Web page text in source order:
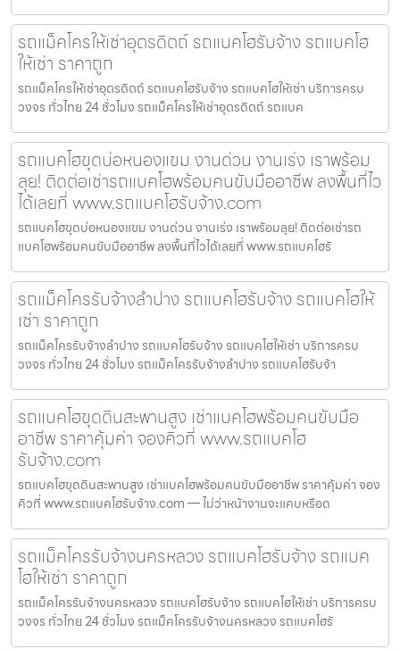
รถแม็คโครให้เช่าอุตรดิตถ์ รถแบคโฮรับจ้าง รถแบคโฮ
ให้เช่า ราคาถูก
รถแม็คโครให้เช่าอุตรดิตถ์ รถแบคโฮรับจ้าง รถแบคโฮให้เช่า บริการครบ
วงจร ทั่วไทย 24 ชั่วโมง รถแม็คโครให้เช่าอุตรดิตถ์ รถแบค
รถแบคโฮขุดบ่อหนองแขม งานด่วน งานเร่ง เราพร้อม
ลุย! ติดต่อเช่ารถแบคโฮพร้อมคนขับมืออาชีพ ลงพื้นที่ไว
ได้เลยที่ www.รถแบคโฮรับจ้าง.com
รถแบคโฮขุดบ่อหนองแขม งานด่วน งานเร่ง เราพร้อมลุย! ติดต่อเช่ารถ
แบคโฮพร้อมคนขับมืออาชีพ ลงพื้นที่ไวได้เลยที่ www.รถแบคโฮรั
รถแม็คโครรับจ้างลำปาง รถแบคโฮรับจ้าง รถแบคโฮให้
เช่า ราคาถูก
รถแม็คโครรับจ้างลำปาง รถแบคโฮรับจ้าง รถแบคโฮให้เช่า บริการครบ
วงจร ทั่วไทย 24 ชั่วโมง รถแม็คโครรับจ้างลำปาง รถแบคโฮรับจ้า
รถแบคโฮขุดดินสะพานสูง เช่าแบคโฮพร้อมคนขับมือ
อาชีพ ราคาคุ้มค่า จองคิวที่ www.รถแบคโฮ
รับจ้าง.com
รถแบคโฮขุดดินสะพานสูง เช่าแบคโฮพร้อมคนขับมืออาชีพ ราคาคุ้มค่า จอง
คิวที่ www.รถแบคโฮรับจ้าง.com — ไม่ว่าหน้างานจะแคบหรือด
รถแม็คโครรับจ้างนครหลวง รถแบคโฮรับจ้าง รถแบค
โฮให้เช่า ราคาถูก
รถแม็คโครรับจ้างนครหลวง รถแบคโฮรับจ้าง รถแบคโฮให้เช่า บริการครบ
วงจร ทั่วไทย 24 ชั่วโมง รถแม็คโครรับจ้างนครหลวง รถแบคโฮรั